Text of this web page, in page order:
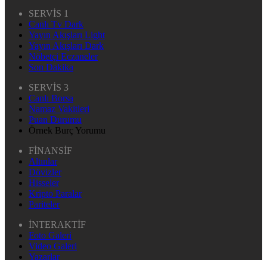
SERVİS 1
Canlı Tv Dark
Yayın Akışları Light
Yayın Akışları Dark
Nöbetçi Eczaneler
Son Dakika
SERVİS 3
Canlı Borsa
Namaz Vakitleri
Puan Durumu
Örnek Burç Yorumu
FİNANSİF
Altınlar
Dövizler
Hisseler
Kripto Paralar
Pariteler
İNTERAKTİF
Foto Galeri
Video Galeri
Yazarlar